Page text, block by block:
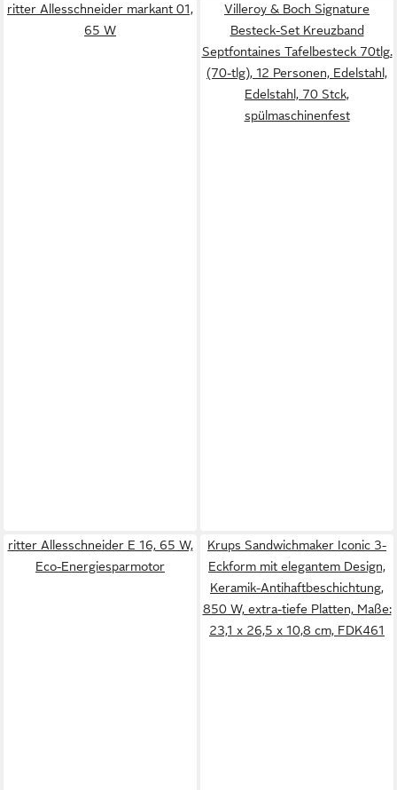
ritter Allesschneider markant 01,
65 W
Villeroy & Boch Signature
Besteck-Set Kreuzband
Septfontaines Tafelbesteck 70tlg.
(70-tlg), 12 Personen, Edelstahl,
Edelstahl, 70 Stck,
spülmaschinenfest
ritter Allesschneider E 16, 65 W,
Eco-Energiesparmotor
Krups Sandwichmaker Iconic 3-
Eckform mit elegantem Design,
Keramik-Antihaftbeschichtung,
850 W, extra-tiefe Platten, Maße:
23,1 x 26,5 x 10,8 cm, FDK461